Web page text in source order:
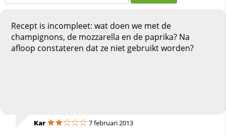
Recept is incompleet: wat doen we met de
champignons, de mozzarella en de paprika? Na
afloop constateren dat ze niet gebruikt worden?
Kar 7 februari 2013